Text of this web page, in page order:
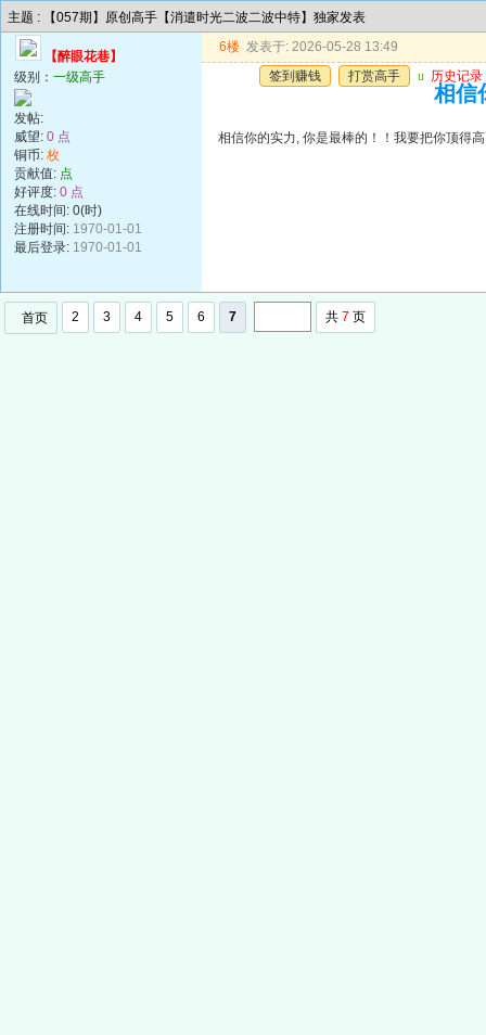
主题 : 【057期】原创高手【消遣时光二波二波中特】独家发表
【醉眼花巷】
级别： 一级高手
发帖:
威望: 0 点
铜币: 枚
贡献值: 点
好评度: 0 点
在线时间: 0(时)
注册时间: 1970-01-01
最后登录: 1970-01-01
6楼 发表于: 2026-05-28 13:49
签到赚钱
打赏高手 u 历史记录
相信
相信你的实力, 你是最棒的！！我要把你顶得
首页 2 3 4 5 6 7 共 7 页